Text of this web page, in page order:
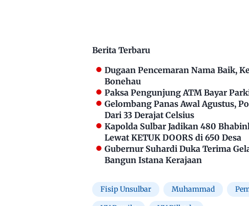
Berita Terbaru
Dugaan Pencemaran Nama Baik,
Bonehau
Paksa Pengunjung ATM Bayar
Gelombang Panas Awal Agustus,
Dari 33 Derajat Celsius
Kapolda Sulbar Jadikan 480
Lewat KETUK DOORS di 650 Desa
Gubernur Suhardi Duka Terima
Bangun Istana Kerajaan
Fisip Unsulbar Muhammad